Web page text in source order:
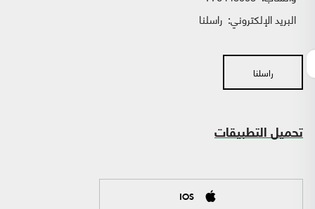
البريد الإلكتروني: راسلنا
راسلنا
تحميل التطبيقات
IOS